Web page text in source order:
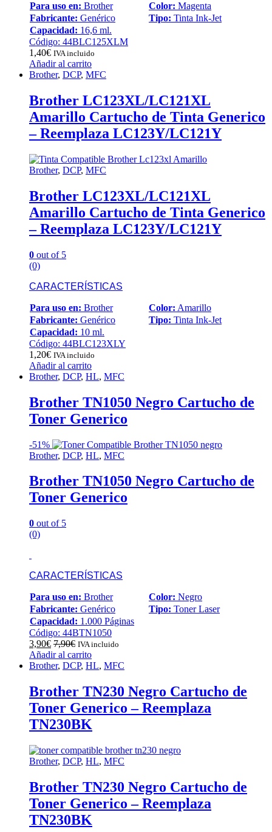
Para uso en: Brother Color: Magenta
Fabricante: Genérico Tipo: Tinta Ink-Jet
Capacidad: 16,6 ml.
Código: 44BLC125XLM
1,40€ IVA incluido
Añadir al carrito
Brother, DCP, MFC
Brother LC123XL/LC121XL
Amarillo Cartucho de Tinta Generico
– Reemplaza LC123Y/LC121Y
Brother, DCP, MFC
Brother LC123XL/LC121XL
Amarillo Cartucho de Tinta Generico
– Reemplaza LC123Y/LC121Y
0 out of 5
(0)
CARACTERÍSTICAS
Para uso en: Brother Color: Amarillo
Fabricante: Genérico Tipo: Tinta Ink-Jet
Capacidad: 10 ml.
Código: 44BLC123XLY
1,20€ IVA incluido
Añadir al carrito
Brother, DCP, HL, MFC
Brother TN1050 Negro Cartucho de
Toner Generico
-51%
Brother, DCP, HL, MFC
Brother TN1050 Negro Cartucho de
Toner Generico
0 out of 5
(0)
CARACTERÍSTICAS
Para uso en: Brother Color: Negro
Fabricante: Genérico Tipo: Toner Laser
Capacidad: 1.000 Páginas
Código: 44BTN1050
3,90€ 7,90€ IVA incluido
Añadir al carrito
Brother, DCP, HL, MFC
Brother TN230 Negro Cartucho de
Toner Generico – Reemplaza
TN230BK
Brother, DCP, HL, MFC
Brother TN230 Negro Cartucho de
Toner Generico – Reemplaza
TN230BK